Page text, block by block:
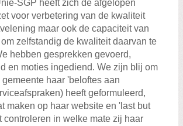
SGP heeft zich de afgelopen
voor verbetering van de kwaliteit
maar ook de capaciteit van
zelfstandig de kwaliteit daarvan te
hebben gesprekken gevoerd,
en moties ingediend. We zijn blij om
haar 'beloftes aan
heeft geformuleerd,
maken op haar website en 'last but
controleren in welke mate zij haar